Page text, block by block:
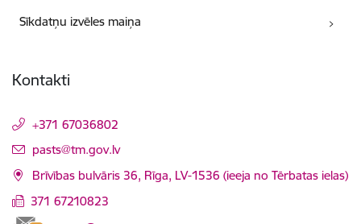
Sīkdatņu izvēles maiņa
Kontakti
+371 67036802
E-pasts:
pasts@tm.gov.lv
Brīvības bulvāris 36, Rīga, LV-1536 (ieeja no Tērbatas ielas)
371 67210823